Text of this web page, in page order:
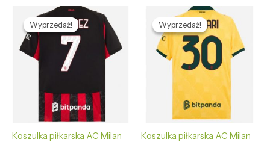
Wyprzedaż!
Wyprzedaż!
Koszulka piłkarska AC Milan
Pierwotna
cena
wynosiła:
476,89 zł.
Aktualna
cena
wynosi:
132,68 zł.
Wyprzedaż!
Wyprzedaż!
Koszulka piłkarska AC Milan
Pierwotna
cena
wynosiła:
476,89 zł.
Aktualna
cena
wynosi:
132,68 zł.